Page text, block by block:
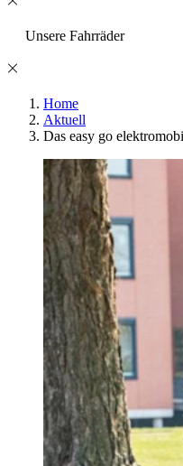
Unsere Fahrräder
Home
Aktuell
Das easy go